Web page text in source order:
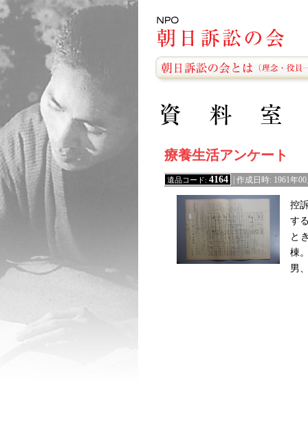
療養生活アンケート
遺品コード: 4164 | 作成日時: 1961年
控
す
と
棟
男